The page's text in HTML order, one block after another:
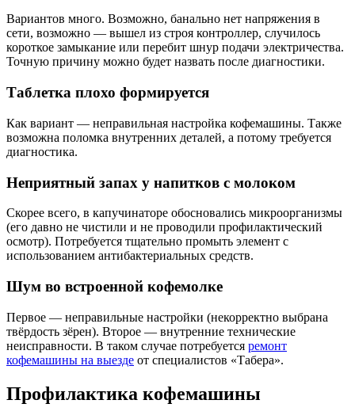
Вариантов много. Возможно, банально нет напряжения в
сети, возможно — вышел из строя контроллер, случилось
короткое замыкание или перебит шнур подачи электричества.
Точную причину можно будет назвать после диагностики.
Таблетка плохо формируется
Как вариант — неправильная настройка кофемашины. Также
возможна поломка внутренних деталей, а потому требуется
диагностика.
Неприятный запах у напитков с молоком
Скорее всего, в капучинаторе обосновались микроорганизмы
(его давно не чистили и не проводили профилактический
осмотр). Потребуется тщательно промыть элемент с
использованием антибактериальных средств.
Шум во встроенной кофемолке
Первое — неправильные настройки (некорректно выбрана
твёрдость зёрен). Второе — внутренние технические
неисправности. В таком случае потребуется ремонт
кофемашины на выезде от специалистов «Табера».
Профилактика кофемашины